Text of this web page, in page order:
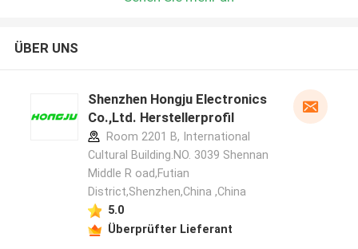
ÜBER UNS
Shenzhen Hongju Electronics
Co.,Ltd. Herstellerprofil
Room 2201 B, International
Cultural Building.NO. 3039 Shennan
Middle R oad,Futian
District,Shenzhen,China ,China
5.0
Überprüfter Lieferant